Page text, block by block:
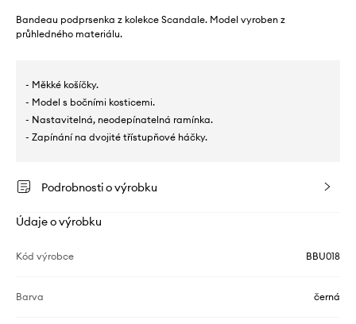
Bandeau podprsenka z kolekce Scandale. Model vyroben z
průhledného materiálu.
- Měkké košíčky.
- Model s bočními kosticemi.
- Nastavitelná, neodepínatelná ramínka.
- Zapínání na dvojité třístupňové háčky.
Podrobnosti o výrobku
Údaje o výrobku
Kód výrobce BBU018
Barva černá